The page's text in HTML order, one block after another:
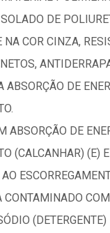
DE
NA COR CINZA,
ABSORÇÃO DE
ABSORÇÃO DE
(CALCANHAR) (E)
CONTAMINADO